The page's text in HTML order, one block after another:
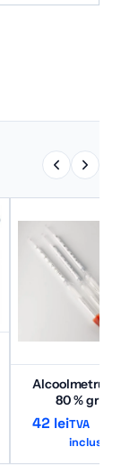
Alcoolmetru 0-
80 % gr
42 leiTVA
inclus